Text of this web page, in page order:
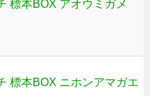
標本BOX アオウミガメ
標本BOX ニホンアマガエ